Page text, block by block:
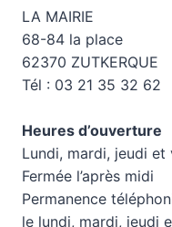
LA MAIRIE
68-84 la place
62370 ZUTKERQUE
Tél : 03 21 35 32 62
Heures d’ouverture
Lundi, mardi, jeudi
Fermée l’après midi
Permanence
le lundi, mardi, jeudi